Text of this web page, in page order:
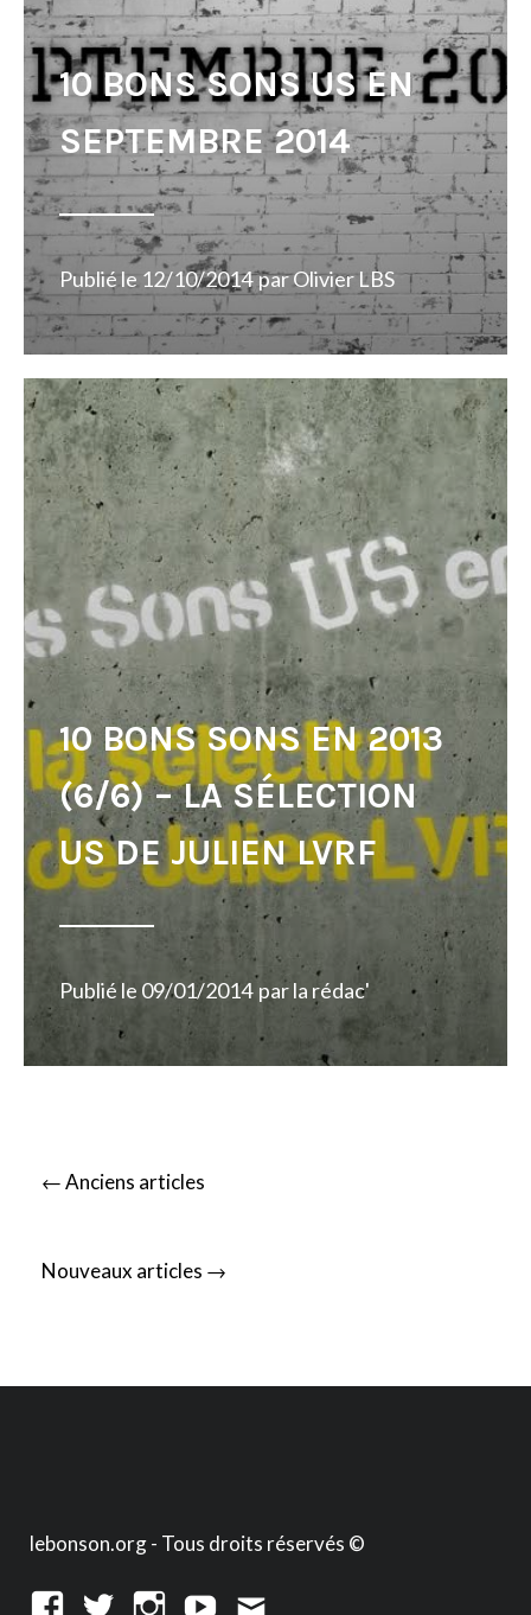
10 BONS SONS US EN
SEPTEMBRE 2014
Publié le 12/10/2014 parOlivier LBS
10 BONS SONS EN 2013
(6/6) – LA SÉLECTION
US DE JULIEN LVRF
Publié le 09/01/2014 parla rédac'
Posts
navigation
←Anciens articles
Nouveaux articles →
lebonson.org - Tous droits réservés ©